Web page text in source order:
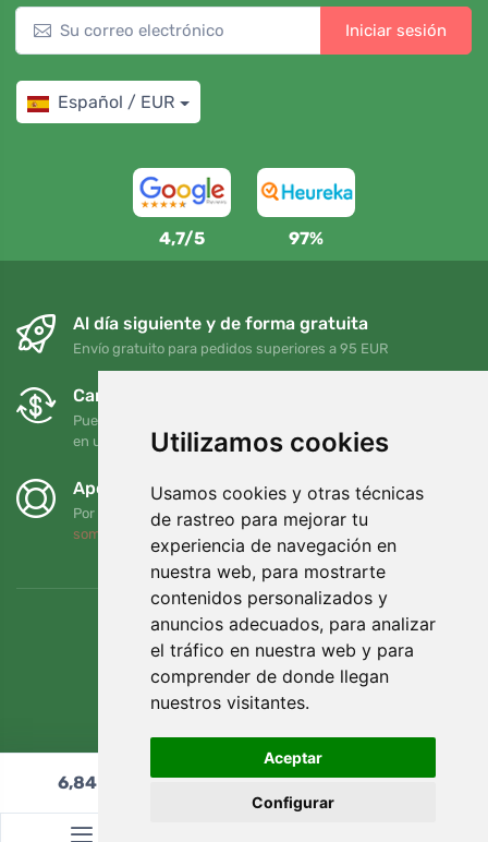
Utilizamos cookies
Usamos cookies y otras técnicas
de rastreo para mejorar tu
experiencia de navegación en
nuestra web, para mostrarte
contenidos personalizados y
anuncios adecuados, para analizar
el tráfico en nuestra web y para
comprender de donde llegan
nuestros visitantes.
Aceptar
Configurar
Iniciar sesión
Español / EUR
4,7/5 97%
Al día siguiente y de forma gratuita
Envío gratuito para pedidos superiores a 95 EUR
Cambios y devoluciones gratuitos
Puede devolver o cambiar su pedido en cualquier momento
en un plazo de 90 días
Apoyamos a Trees.org
Por cada pedido plantamos un árbol. Leer más
somos
6,84€ Añadir al carrito